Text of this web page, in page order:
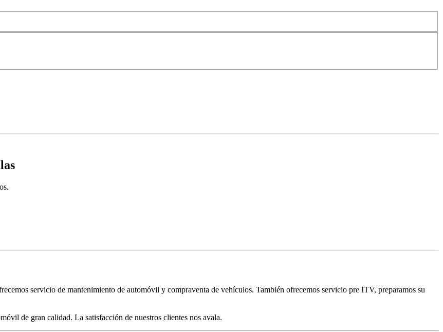
servicio de mantenimiento de automóvil y compraventa de vehículos. También ofrecemos servicio pre ITV, preparamos su
de gran calidad. La satisfacción de nuestros clientes nos avala.